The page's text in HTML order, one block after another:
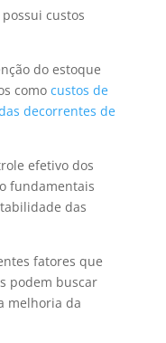
custos
do estoque
como custos de
decorrentes de
efetivo dos
fundamentais
das
fatores que
podem buscar
melhoria da